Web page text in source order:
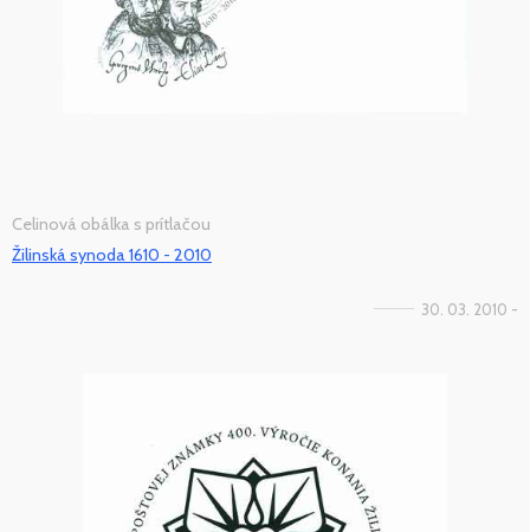
Celinová obálka s prítlačou
Žilinská synoda 1610 - 2010
30. 03. 2010 -